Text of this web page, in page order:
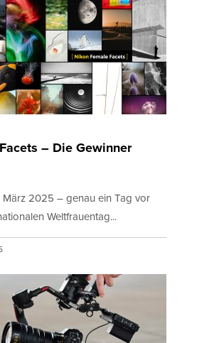
– Die Gewinner
März 2025 – genau ein Tag vor
Weltfrauentag...